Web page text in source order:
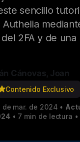
sencillo
2FA y de una
Cánovas Joan
Contenido Exclusivo
de mar. de 2024 •
• 7 min de lectura •